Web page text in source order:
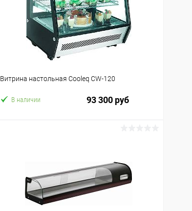
Витрина настольная Cooleq CW-120
В наличии 93 300 руб
Сравнение
В избранное